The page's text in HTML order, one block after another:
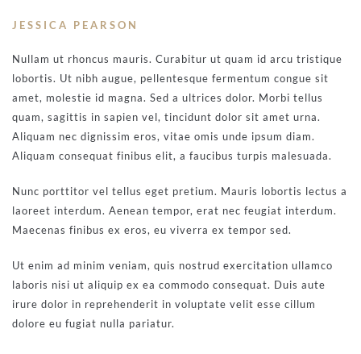
JESSICA PEARSON
Nullam ut rhoncus mauris. Curabitur ut quam id arcu tristique
lobortis. Ut nibh augue, pellentesque fermentum congue sit
amet, molestie id magna. Sed a ultrices dolor. Morbi tellus
quam, sagittis in sapien vel, tincidunt dolor sit amet urna.
Aliquam nec dignissim eros, vitae omis unde ipsum diam.
Aliquam consequat finibus elit, a faucibus turpis malesuada.
Nunc porttitor vel tellus eget pretium. Mauris lobortis lectus a
laoreet interdum. Aenean tempor, erat nec feugiat interdum.
Maecenas finibus ex eros, eu viverra ex tempor sed.
Ut enim ad minim veniam, quis nostrud exercitation ullamco
laboris nisi ut aliquip ex ea commodo consequat. Duis aute
irure dolor in reprehenderit in voluptate velit esse cillum
dolore eu fugiat nulla pariatur.